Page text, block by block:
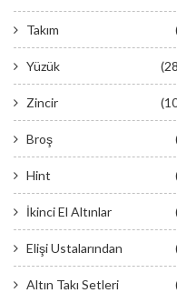
Takım
Yüzük
Zincir
Broş
Hint
İkinci El Altınlar
Elişi Ustalarından
Altın Takı Setleri